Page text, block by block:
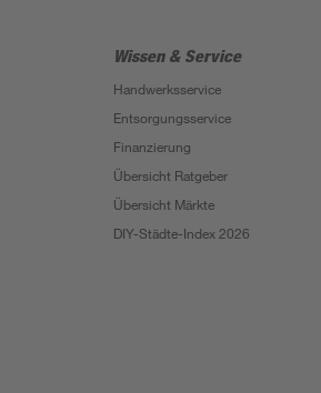
Wissen & Service
Handwerksservice
Entsorgungsservice
Finanzierung
Übersicht Ratgeber
Übersicht Märkte
DIY-Städte-Index 2026